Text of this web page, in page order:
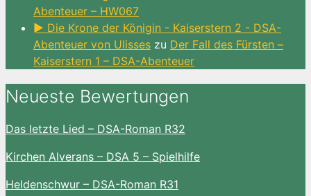
Abenteuer – HW067
► Die Krone der Königin - Kaiserstern 2 - DSA-
Abenteuer von Ulisses zu Der Fall des Fürsten –
Kaiserstern 1 – DSA-Abenteuer
Neueste Bewertungen
Das letzte Lied – DSA-Roman R32
Kirchen Alverans – DSA 5 – Spielhilfe
Heldenschwur – DSA-Roman R31